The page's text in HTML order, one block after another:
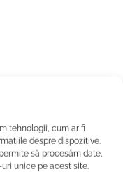
tehnologii, cum ar fi
despre dispozitive.
să procesăm date,
unice pe acest site.